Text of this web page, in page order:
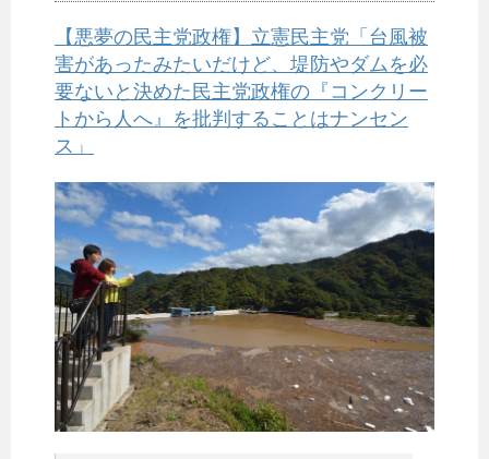
【悪夢の民主党政権】立憲民主党「台風被
害があったみたいだけど、堤防やダムを必
要ないと決めた民主党政権の『コンクリー
トから人へ』を批判することはナンセン
ス」